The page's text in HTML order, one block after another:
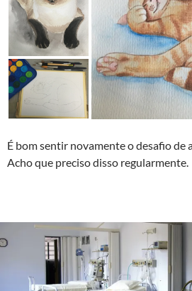
É bom sentir novamente o desafio de
Acho que preciso disso regularmente.